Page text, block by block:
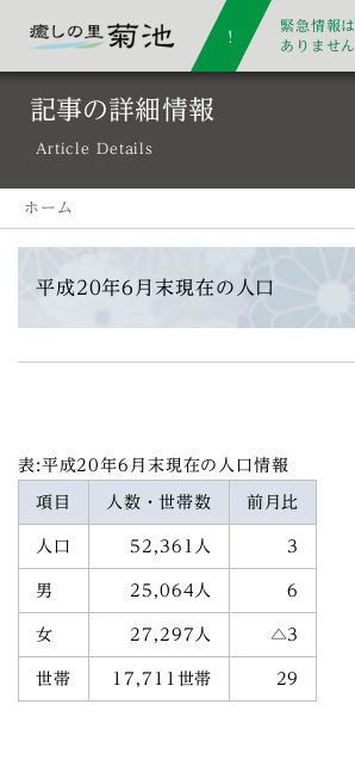
緊急情報は
ありません
記事の詳細情報
Article Details
ホーム
平成20年6月末現在の人口
表:平成20年6月末現在の人口情報
項目 人数・世帯数 前月比
人口 52,361人 3
男 25,064人 6
女 27,297人 △3
世帯 17,711世帯 29